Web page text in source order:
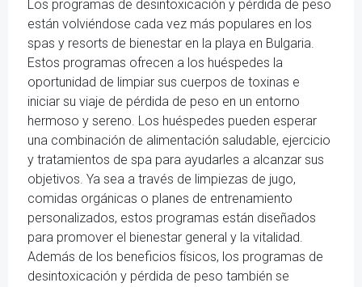
Los programas de desintoxicación y pérdida de peso
están volviéndose cada vez más populares en los
spas y resorts de bienestar en la playa en Bulgaria.
Estos programas ofrecen a los huéspedes la
oportunidad de limpiar sus cuerpos de toxinas e
iniciar su viaje de pérdida de peso en un entorno
hermoso y sereno. Los huéspedes pueden esperar
una combinación de alimentación saludable, ejercicio
y tratamientos de spa para ayudarles a alcanzar sus
objetivos. Ya sea a través de limpiezas de jugo,
comidas orgánicas o planes de entrenamiento
personalizados, estos programas están diseñados
para promover el bienestar general y la vitalidad.
Además de los beneficios físicos, los programas de
desintoxicación y pérdida de peso también se